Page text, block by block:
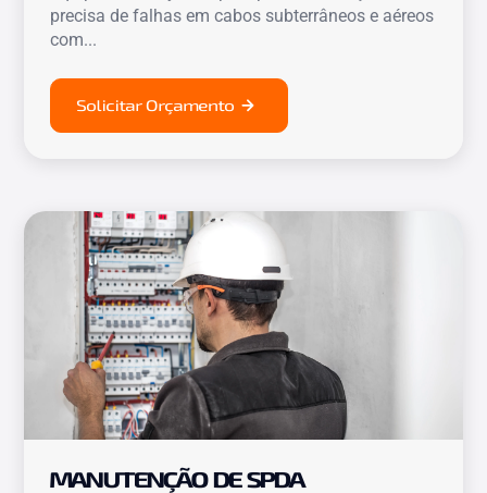
precisa de falhas em cabos subterrâneos e aéreos
com...
Solicitar Orçamento
MANUTENÇÃO DE SPDA